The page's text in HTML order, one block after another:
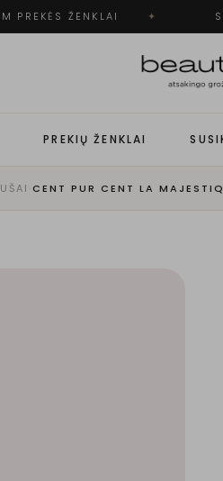
PREKĖS ŽENKLAI
PREKIŲ ŽENKLAI
·